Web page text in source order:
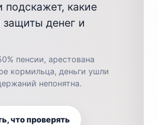
подскажет, какие
денег и
пенсии, арестована
кормильца, деньги ушли
непонятна.
что проверять